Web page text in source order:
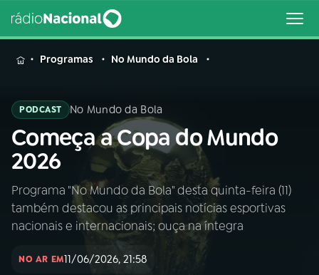
MENU
Buscar
na
Rádio
Nacional
Buscar
AO VIVO
01INÍCIO
Programas No Mundo da Bola
PODCAST No Mundo da Bola
Começa a Copa do Mundo
2026
Programa "No Mundo da Bola" desta quinta-feira (11)
também destacou as principais notícias esportivas
nacionais e internacionais; ouça na íntegra
NO AR EM11/06/2026, 21:58